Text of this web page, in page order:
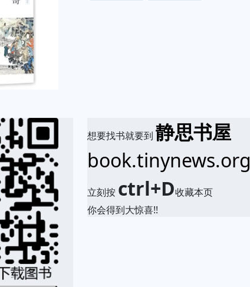
想要找书就要到静思书屋
book.tinynews.org
立刻按 ctrl+D收藏本页
你会得到大惊喜!!